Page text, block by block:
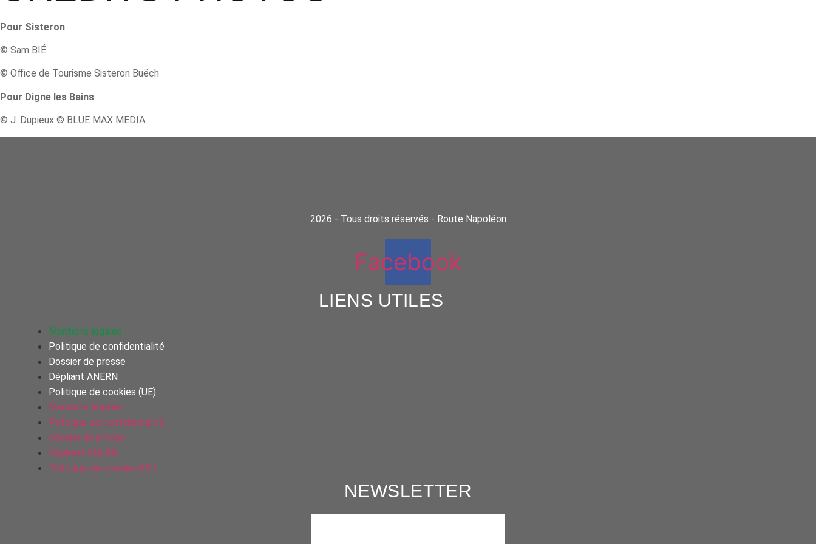
Pour Sisteron
© Sam BIÉ
© Office de Tourisme Sisteron Buëch
Pour Digne les Bains
© J. Dupieux © BLUE MAX MEDIA
2026 - Tous droits réservés - Route Napoléon
Facebook
LIENS UTILES
Mentions légales
Politique de confidentialité
Dossier de presse
Dépliant ANERN
Politique de cookies (UE)
Mentions légales
Politique de confidentialité
Dossier de presse
Dépliant ANERN
Politique de cookies (UE)
NEWSLETTER